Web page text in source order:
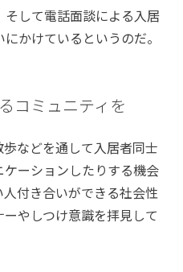
して電話面談による入居
かけているというのだ。
コミュニティを
歩などを通して入居者同士
ーションしたりする機会
付き合いができる社会性
やしつけ意識を拝見して